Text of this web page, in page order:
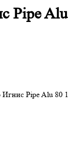
Pipe
Игнис Pipe Alu 80